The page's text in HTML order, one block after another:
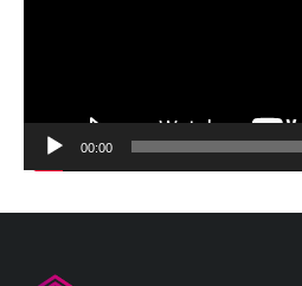
00:00